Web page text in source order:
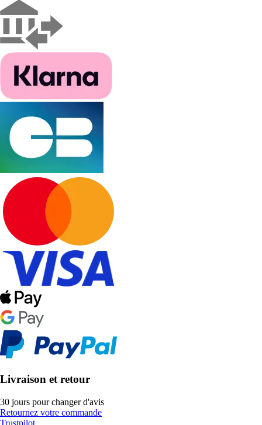
Livraison et retour
30 jours pour changer d'avis
Retournez votre commande
Trustpilot